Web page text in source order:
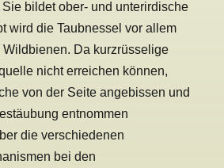
bildet ober- und unterirdische
wird die Taubnessel vor allem
Da kurzrüsselige
nicht erreichen können,
von der Seite angebissen und
entnommen
die verschiedenen
bei den